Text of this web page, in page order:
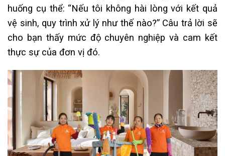
huống cụ thể: “Nếu tôi không hài lòng với kết quả
vệ sinh, quy trình xử lý như thế nào?” Câu trả lời sẽ
cho bạn thấy mức độ chuyên nghiệp và cam kết
thực sự của đơn vị đó.